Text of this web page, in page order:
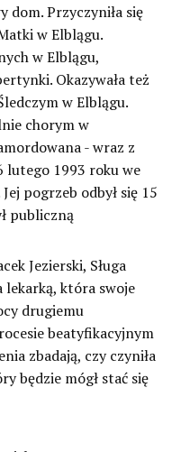
dom. Przyczyniła się
w Elblągu.
w Elblągu,
Okazywała też
w Elblągu.
chorym w
- wraz z
lutego 1993 roku we
pogrzeb odbył się 15
publiczną
Jezierski, Sługa
lekarką, która swoje
drugiemu
beatyfikacyjnym
zbadają, czy czyniła
będzie mógł stać się